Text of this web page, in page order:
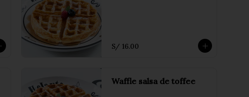
S/ 16.00
Waffle salsa de toffee